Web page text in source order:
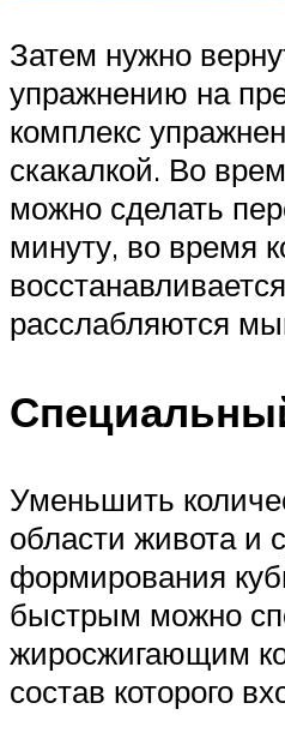
Затем нужно
упражнению на
комплекс
скакалкой. Во
можно сделать
минуту, во время
расслабляются
Уменьшить
области живота и
формирования
быстрым можно
жиросжигающим
состав которого